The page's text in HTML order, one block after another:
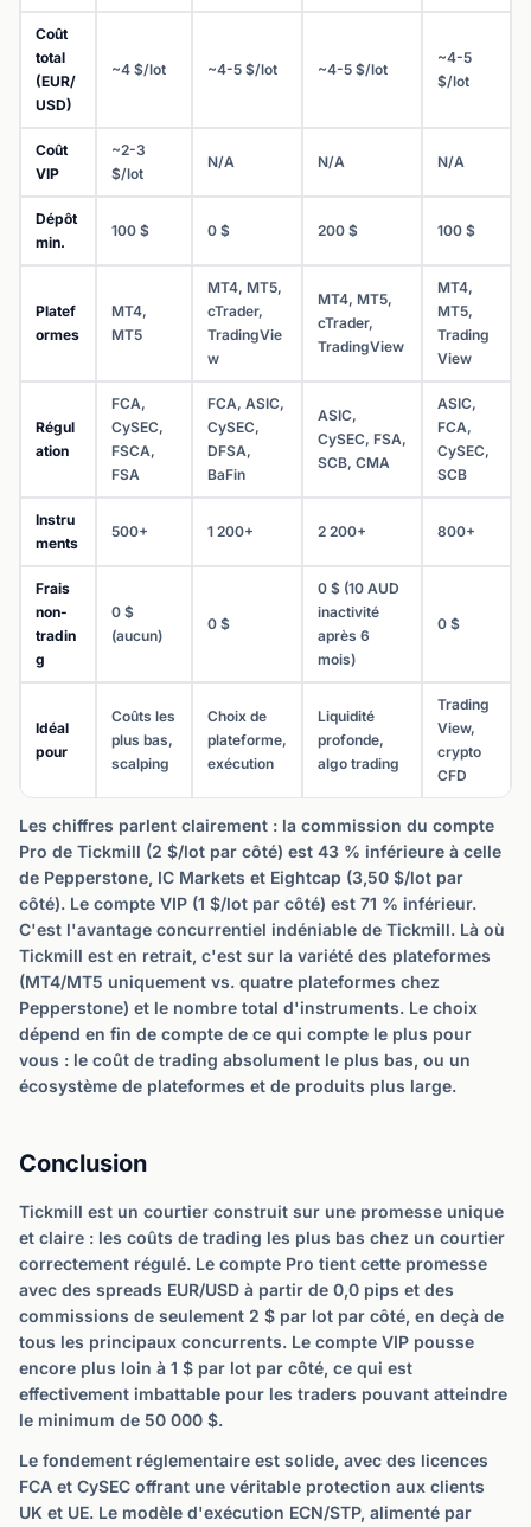
Coût
total
(EUR/
USD)
~4 $/lot ~4-5 $/lot ~4-5 $/lot
~4-5
$/lot
Coût
VIP
~2-3
$/lot
N/A N/A N/A
Dépôt
min.
100 $ 0 $ 200 $ 100 $
Platef
ormes
MT4,
MT5
MT4, MT5,
cTrader,
TradingVie
w
MT4, MT5,
cTrader,
TradingView
MT4,
MT5,
Trading
View
Régul
ation
FCA,
CySEC,
FSCA,
FSA
FCA, ASIC,
CySEC,
DFSA,
BaFin
ASIC,
CySEC, FSA,
SCB, CMA
ASIC,
FCA,
CySEC,
SCB
Instru
ments
500+ 1 200+ 2 200+ 800+
Frais
non-
tradin
g
0 $
(aucun)
0 $
0 $ (10 AUD
inactivité
après 6
mois)
0 $
Idéal
pour
Coûts les
plus bas,
scalping
Choix de
plateforme,
exécution
Liquidité
profonde,
algo trading
Trading
View,
crypto
CFD
Les chiffres parlent clairement : la commission du compte
Pro de Tickmill (2 $/lot par côté) est 43 % inférieure à celle
de Pepperstone, IC Markets et Eightcap (3,50 $/lot par
côté). Le compte VIP (1 $/lot par côté) est 71 % inférieur.
C'est l'avantage concurrentiel indéniable de Tickmill. Là où
Tickmill est en retrait, c'est sur la variété des plateformes
(MT4/MT5 uniquement vs. quatre plateformes chez
Pepperstone) et le nombre total d'instruments. Le choix
dépend en fin de compte de ce qui compte le plus pour
vous : le coût de trading absolument le plus bas, ou un
écosystème de plateformes et de produits plus large.
Conclusion
Tickmill est un courtier construit sur une promesse unique
et claire : les coûts de trading les plus bas chez un courtier
correctement régulé. Le compte Pro tient cette promesse
avec des spreads EUR/USD à partir de 0,0 pips et des
commissions de seulement 2 $ par lot par côté, en deçà de
tous les principaux concurrents. Le compte VIP pousse
encore plus loin à 1 $ par lot par côté, ce qui est
effectivement imbattable pour les traders pouvant atteindre
le minimum de 50 000 $.
Le fondement réglementaire est solide, avec des licences
FCA et CySEC offrant une véritable protection aux clients
UK et UE. Le modèle d'exécution ECN/STP, alimenté par